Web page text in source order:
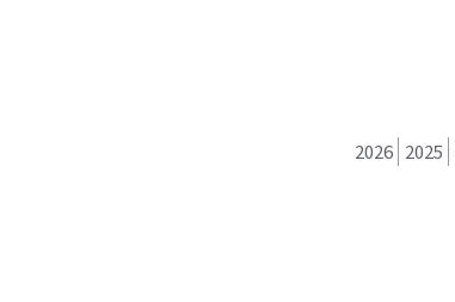
2026 2025